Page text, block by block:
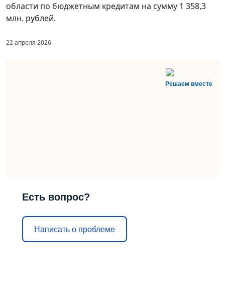
области по бюджетным кредитам на сумму 1 358,3
млн. рублей.
22 апреля 2026
Решаем вместе
Есть вопрос?
Написать о проблеме